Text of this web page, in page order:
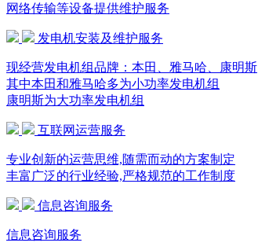
网络传输等设备提供维护服务
发电机安装及维护服务
现经营发电机组品牌：本田、雅马哈、康明斯
其中本田和雅马哈多为小功率发电机组
康明斯为大功率发电机组
互联网运营服务
专业创新的运营思维,随需而动的方案制定
丰富广泛的行业经验,严格规范的工作制度
信息咨询服务
信息咨询服务